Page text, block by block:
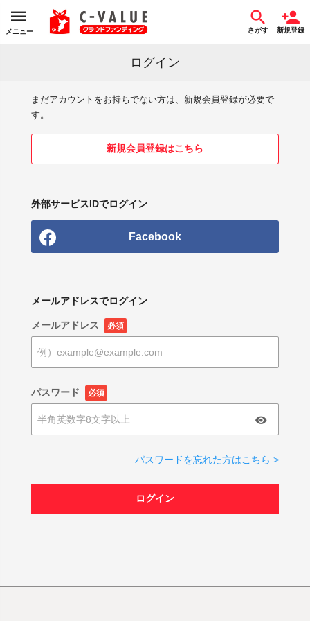
メニュー さがす 新規登録
ログイン
まだアカウントをお持ちでない方は、新規会員登録が必要で
す。
新規会員登録はこちら
外部サービスIDでログイン
Facebook
メールアドレスでログイン
メールアドレス 必須
パスワード 必須
パスワードを忘れた方はこちら >
ログイン